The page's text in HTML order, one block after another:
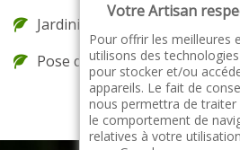
Jardinier Saint Yrieix Les Bois
Pose de gazon en rouleau
Votre Artisan
Pour offrir les meilleures
utilisons des
pour stocker et/ou
appareils. Le fait de
nous permettra de traiter
le comportement de
relatives à votre